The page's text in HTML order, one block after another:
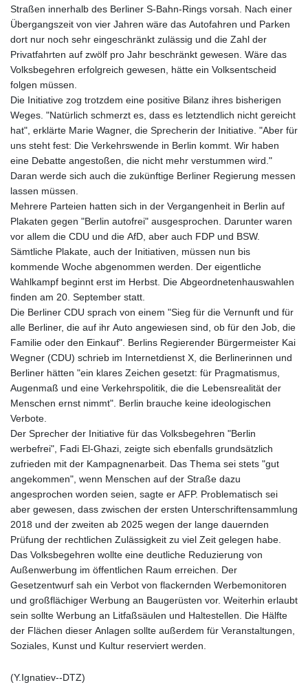
Straßen innerhalb des Berliner S-Bahn-Rings vorsah. Nach einer
Übergangszeit von vier Jahren wäre das Autofahren und Parken
dort nur noch sehr eingeschränkt zulässig und die Zahl der
Privatfahrten auf zwölf pro Jahr beschränkt gewesen. Wäre das
Volksbegehren erfolgreich gewesen, hätte ein Volksentscheid
folgen müssen.
Die Initiative zog trotzdem eine positive Bilanz ihres bisherigen
Weges. "Natürlich schmerzt es, dass es letztendlich nicht gereicht
hat", erklärte Marie Wagner, die Sprecherin der Initiative. "Aber für
uns steht fest: Die Verkehrswende in Berlin kommt. Wir haben
eine Debatte angestoßen, die nicht mehr verstummen wird."
Daran werde sich auch die zukünftige Berliner Regierung messen
lassen müssen.
Mehrere Parteien hatten sich in der Vergangenheit in Berlin auf
Plakaten gegen "Berlin autofrei" ausgesprochen. Darunter waren
vor allem die CDU und die AfD, aber auch FDP und BSW.
Sämtliche Plakate, auch der Initiativen, müssen nun bis
kommende Woche abgenommen werden. Der eigentliche
Wahlkampf beginnt erst im Herbst. Die Abgeordnetenhauswahlen
finden am 20. September statt.
Die Berliner CDU sprach von einem "Sieg für die Vernunft und für
alle Berliner, die auf ihr Auto angewiesen sind, ob für den Job, die
Familie oder den Einkauf". Berlins Regierender Bürgermeister Kai
Wegner (CDU) schrieb im Internetdienst X, die Berlinerinnen und
Berliner hätten "ein klares Zeichen gesetzt: für Pragmatismus,
Augenmaß und eine Verkehrspolitik, die die Lebensrealität der
Menschen ernst nimmt". Berlin brauche keine ideologischen
Verbote.
Der Sprecher der Initiative für das Volksbegehren "Berlin
werbefrei", Fadi El-Ghazi, zeigte sich ebenfalls grundsätzlich
zufrieden mit der Kampagnenarbeit. Das Thema sei stets "gut
angekommen", wenn Menschen auf der Straße dazu
angesprochen worden seien, sagte er AFP. Problematisch sei
aber gewesen, dass zwischen der ersten Unterschriftensammlung
2018 und der zweiten ab 2025 wegen der lange dauernden
Prüfung der rechtlichen Zulässigkeit zu viel Zeit gelegen habe.
Das Volksbegehren wollte eine deutliche Reduzierung von
Außenwerbung im öffentlichen Raum erreichen. Der
Gesetzentwurf sah ein Verbot von flackernden Werbemonitoren
und großflächiger Werbung an Baugerüsten vor. Weiterhin erlaubt
sein sollte Werbung an Litfaßsäulen und Haltestellen. Die Hälfte
der Flächen dieser Anlagen sollte außerdem für Veranstaltungen,
Soziales, Kunst und Kultur reserviert werden.
(Y.Ignatiev--DTZ)